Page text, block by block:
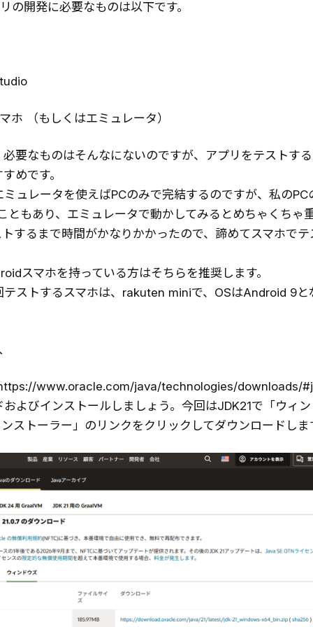
の開発に必要なものは以下です。
ホ （もしくはエミュレータ）
必要なものはそんなにないのですが、アプリをテストす
めです。
ュレータを使えばPCのみで完結するのですが、私のPC
ともあり、エミュレータで動かしてみるとめちゃくちゃ
するまで時間がかなりかかったので、諦めてスマホで
スマホを持っている方はそちらを推奨します。
テストするスマホは、rakuten miniで、OSはAndroid 9と
www.oracle.com/java/technologies/downloads/
よびインストールしましょう。今回はJDK21で「ウィ
ストーラー」のリンクをクリックしてダウンロードしま